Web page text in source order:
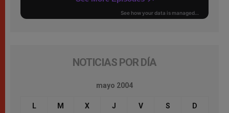
NOTICIAS POR DÍA
mayo 2004
L M X J V S D